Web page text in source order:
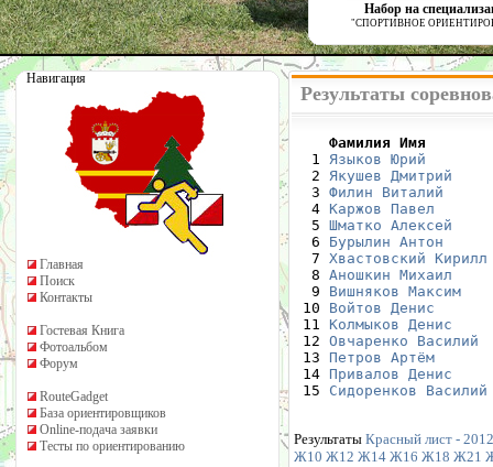
Набор на
"СПОРТИВНОЕ
Навигация
Главная
Поиск
Контакты
Гостевая Книга
Фотоальбом
Форум
RouteGadget
База ориентировщиков
Online-подача заявки
Тесты по ориентированию
Результаты
Фамилия Имя
1 Языков Юрий
  2
Якушев Дмитрий
  3
Филин Виталий
  4
Каржов Павел
  5
Шматко Алексей
  6
Бурылин Антон
  7
Хвастовский Кирилл
  8
Аношкин Михаил
  9
Вишняков Максим
10 Войтов Денис
11 Колмыков Денис
12 Овчаренко Василий
13 Петров Артём
14 Привалов Денис
15 Сидоренков Василий
Результаты Красный лист -
Ж10 Ж12 Ж14 Ж16 Ж18 Ж21